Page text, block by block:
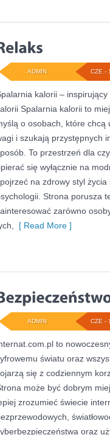
CZE -
ADMIN
kalorii –
Spalarnia kalorii to
o osobach, które
i szukają przystępnych
To przestrzeń dla
się wyłącznie na
na zdrowy styl
Strona porusza
zarówno
[ Read More ]
CZE -
ADMIN
to
światu oraz
się z codziennym
może być dobrym
zrozumieć świecie
oraz